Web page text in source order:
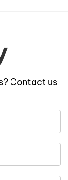
Contact us